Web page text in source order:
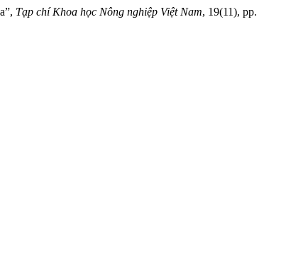
Tạp chí Khoa học Nông nghiệp Việt Nam, 19(11), pp.